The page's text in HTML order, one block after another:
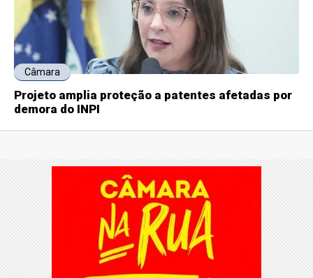
Câmara
Projeto amplia proteção a patentes afetadas por
demora do INPI